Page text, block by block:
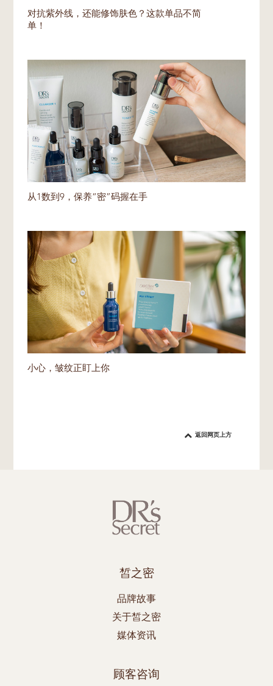
对抗紫外线，还能修饰肤色？这款单品不简
单！
从1数到9，保养“密”码握在手
小心，皱纹正盯上你
返回网页上方
皙之密
品牌故事
关于皙之密
媒体资讯
顾客咨询